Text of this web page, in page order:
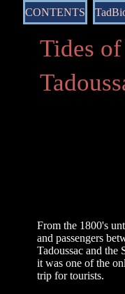
CONTENTS
Tides
From the 1800's
and passengers
Tadoussac and the
it was one of the
trip for tourists.